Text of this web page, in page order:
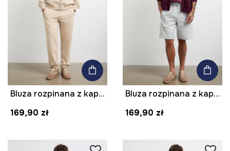
Bluza rozpinana z kapturem męska z bawełną gładka
169,90 zł
Bluza rozpinana z kapturem męska z bawełną gładka
169,90 zł